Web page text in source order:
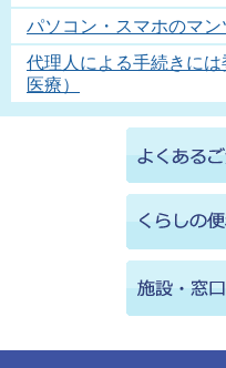
パソコン・スマホのマン
代理人による手続きに
医療）